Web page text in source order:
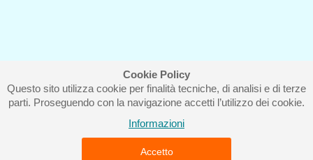
Cookie Policy
Questo sito utilizza cookie per finalità tecniche, di analisi e di terze
parti. Proseguendo con la navigazione accetti l’utilizzo dei cookie.
Informazioni
Accetto
Iscriviti alla nostra newsletter
Piccolo Mondo di Ferri Roberta - Via Carlo Pisacane 9/11 57025